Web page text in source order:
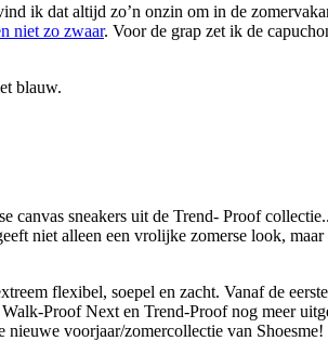
ik dat altijd zo’n onzin om in de
niet zo zwaar. Voor de grap zet ik de
blauw.
canvas sneakers uit de Trend- Proof
niet alleen een vrolijke zomerse look,
flexibel, soepel en zacht. Vanaf de
Proof Next en Trend-Proof nog meer
nieuwe voorjaar/zomercollectie van Shoesme!